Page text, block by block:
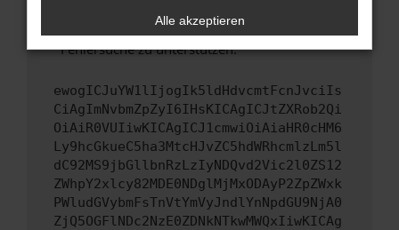
uns diesen Text schicken, um uns bei der
Fehlersuche zu unterstützen:
ewogICJuYW1lIjogIk5ldHdvcmtFcnJvciIs
CiAgImNvbmZpZyI6IHsKICAgICJtZXRob2Qi
OiAiR0VUIiwKICAgICJ1cmwiOiAiaHR0cHM6
Ly9hcGkueC5ha3MtcHJvZC5hdWRhcmlzLm5l
dC92MS9jbGllbnRzLzIyNDQvd2Vic2l0ZS12
ZWhpY2xlcy82MDE0NDglMjMxODAyP2ZpZWxk
PWludGVybmFsTnVtYmVyJndlYnNpdGU9NjA0
ZjQ5OGFlNDc2NzE0ZDNkNTkwMWQxIiwKICAg
Alle akzeptieren